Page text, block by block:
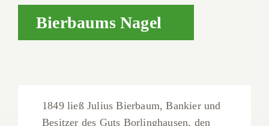
Bierbaums Nagel
1849 ließ Julius Bierbaum, Bankier und
Besitzer des Guts Borlinghausen, den